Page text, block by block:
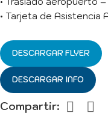
• Tarjeta de Asistencia
DESCARGAR FLYER
DESCARGAR INFO
Compartir: